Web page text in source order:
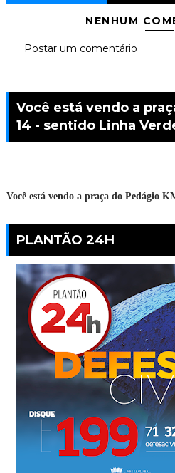
NENHUM
Postar um comentário
Você está vendo a
14 - sentido Linha
Você está vendo a praça do Pedágio
PLANTÃO 24H